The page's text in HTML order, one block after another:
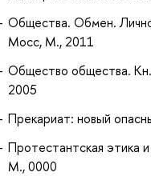
Общества. Обмен.
Мосс, М., 2011
Общество общества.
2005
Прекариат: новый
Протестантская этика
М., 0000